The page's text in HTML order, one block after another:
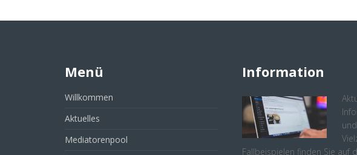
Menü
Willkommen
Aktuelles
Mediatorenpool
Information
Fallbeispielen finden Sie auf